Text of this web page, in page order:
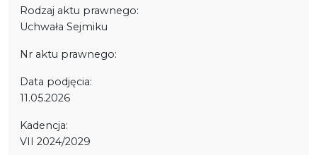
Rodzaj aktu prawnego:
Uchwała Sejmiku
Nr aktu prawnego:
Data podjęcia:
11.05.2026
Kadencja:
VII 2024/2029